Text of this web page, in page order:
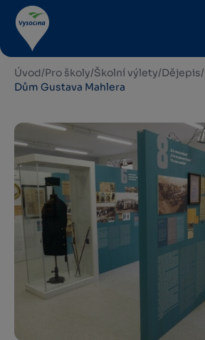
Úvod/Pro školy/Školní výlety/Dějepis/
Dům Gustava Mahlera